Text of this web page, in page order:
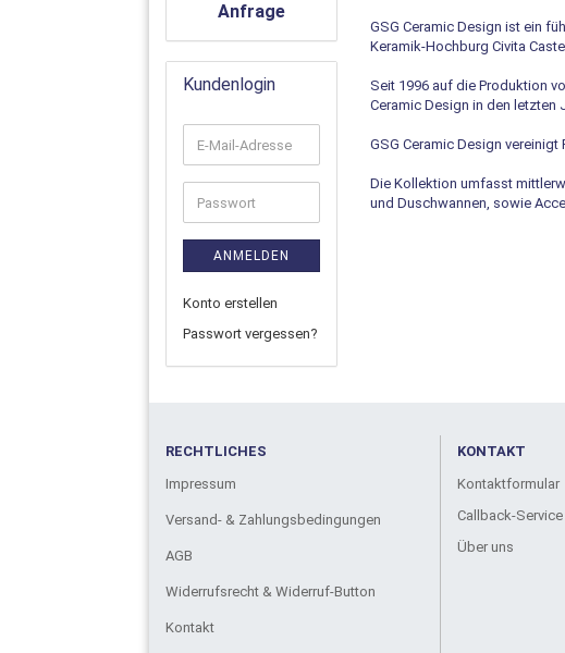
GSG Ceramic Design ist ein
Keramik-Hochburg Civita
Seit 1996 auf die Produktion
Ceramic Design in den letzten
GSG Ceramic Design
Die Kollektion umfasst
und Duschwannen, sowie
Anfrage
Kundenlogin
ANMELDEN
Konto erstellen
Passwort vergessen?
RECHTLICHES
Impressum
Versand- & Zahlungsbedingungen
AGB
Widerrufsrecht & Widerruf-Button
Kontakt
KONTAKT
Kontaktformular
Callback-Service
Über uns